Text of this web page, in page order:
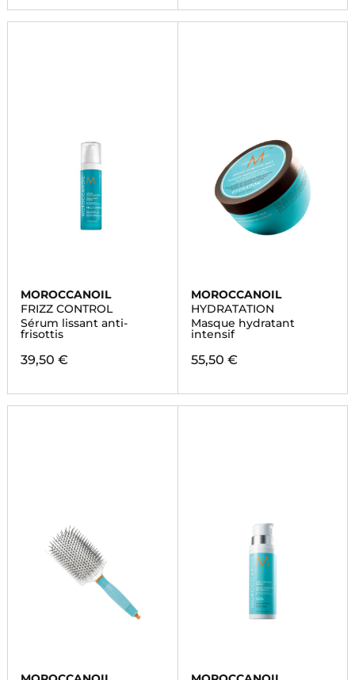
MOROCCANOIL
FRIZZ CONTROL
Sérum lissant anti-
frisottis
39,50 €
MOROCCANOIL
HYDRATATION
Masque hydratant
intensif
55,50 €